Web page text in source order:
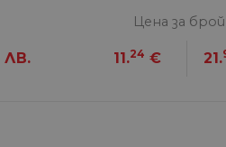
ЛВ.
Цена за
11.24 € 21.
_ga_32J9YV418P